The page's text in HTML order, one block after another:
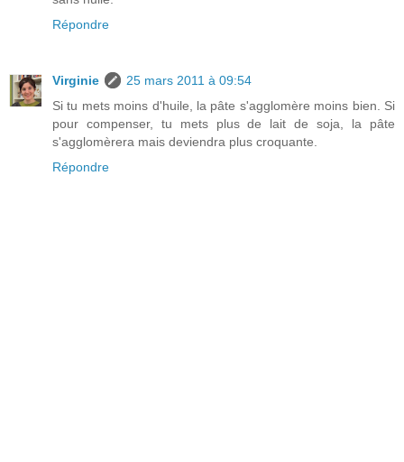
Répondre
Virginie
25 mars 2011 à 09:54
Si tu mets moins d'huile, la pâte s'agglomère moins bien. Si
pour compenser, tu mets plus de lait de soja, la pâte
s'agglomèrera mais deviendra plus croquante.
Répondre